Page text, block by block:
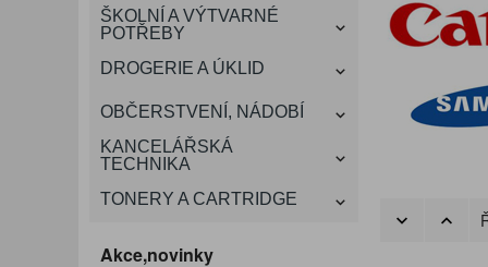
ŠKOLNÍ A VÝTVARNÉ
POTŘEBY
DROGERIE A ÚKLID
OBČERSTVENÍ, NÁDOBÍ
KANCELÁŘSKÁ
TECHNIKA
TONERY A CARTRIDGE
Akce,novinky